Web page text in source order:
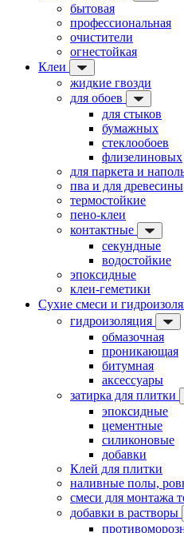
бытовая
профессиональная
очистители
огнестойкая
Клеи
жидкие гвозди
для обоев
для стыков
бумажных
стеклообоев
флизелиновых
для паркета и
пва и для древесины
термостойкие
пено-клеи
контактные
секундные
водостойкие
эпоксидные
клеи-геметики
Сухие смеси и
гидроизоляция
обмазочная
проникающая
битумная
аксессуары
затирка для плитки
эпоксидные
цементные
силиконовые
добавки
Клей для плитки
наливные полы,
смеси для монтажа
добавки в растворы